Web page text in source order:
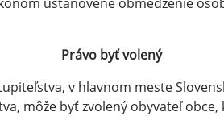
Právo byť volený
v hlavnom meste
môže byť zvolený obyvateľ